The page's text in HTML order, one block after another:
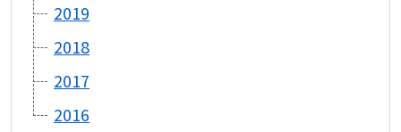
2019
2018
2017
2016